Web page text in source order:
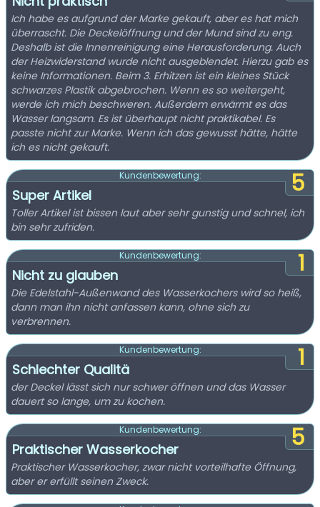
Ich habe es aufgrund der Marke gekauft, aber es hat mich
überrascht. Die Deckelöffnung und der Mund sind zu eng.
Deshalb ist die Innenreinigung eine Herausforderung. Auch
der Heizwiderstand wurde nicht ausgeblendet. Hierzu gab es
keine Informationen. Beim 3. Erhitzen ist ein kleines Stück
schwarzes Plastik abgebrochen. Wenn es so weitergeht,
werde ich mich beschweren. Außerdem erwärmt es das
Wasser langsam. Es ist überhaupt nicht praktikabel. Es
passte nicht zur Marke. Wenn ich das gewusst hätte, hätte
ich es nicht gekauft.
5
Kundenbewertung:
Super Artikel
Toller Artikel ist bissen laut aber sehr gunstig und schnel, ich
bin sehr zufriden.
1
Kundenbewertung:
Nicht zu glauben
Die Edelstahl-Außenwand des Wasserkochers wird so heiß,
dann man ihn nicht anfassen kann, ohne sich zu
verbrennen.
1
Kundenbewertung:
Schlechter Qualitä
der Deckel lässt sich nur schwer öffnen und das Wasser
dauert so lange, um zu kochen.
5
Kundenbewertung:
Praktischer Wasserkocher
Praktischer Wasserkocher, zwar nicht vorteilhafte Öffnung,
aber er erfüllt seinen Zweck.